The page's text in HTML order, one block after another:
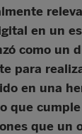
en un
como un
para
en una
que
que un